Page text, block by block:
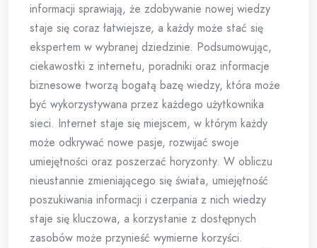
informacji sprawiają, że zdobywanie nowej wiedzy
staje się coraz łatwiejsze, a każdy może stać się
ekspertem w wybranej dziedzinie. Podsumowując,
ciekawostki z internetu, poradniki oraz informacje
biznesowe tworzą bogatą bazę wiedzy, która może
być wykorzystywana przez każdego użytkownika
sieci. Internet staje się miejscem, w którym każdy
może odkrywać nowe pasje, rozwijać swoje
umiejętności oraz poszerzać horyzonty. W obliczu
nieustannie zmieniającego się świata, umiejętność
poszukiwania informacji i czerpania z nich wiedzy
staje się kluczowa, a korzystanie z dostępnych
zasobów może przynieść wymierne korzyści.